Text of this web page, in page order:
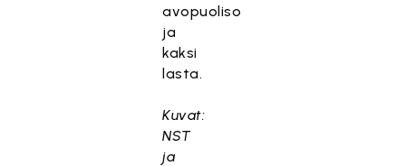
avopuoliso
ja
kaksi
lasta.
Kuvat:
NST
ja